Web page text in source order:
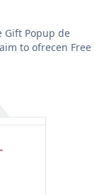
Gift Popup de
to ofrecen Free